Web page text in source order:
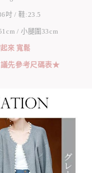
吋 / 鞋:23.5
/ 小腿圍33cm
來 寬鬆
先參考尺碼表★